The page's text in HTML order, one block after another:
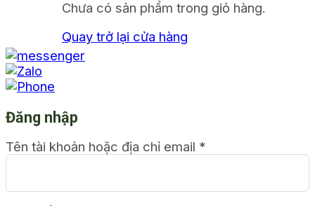
Chưa có sản phẩm trong giỏ hàng.
Quay trở lại cửa hàng
Đăng nhập
Tên tài khoản hoặc địa chỉ email *